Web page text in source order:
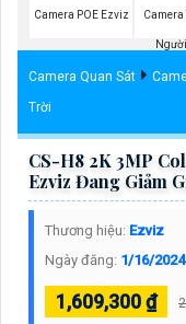
Camera POE Ezviz Camera
Camera Quan Sát
Trời
CS-H8 2K 3MP
Ezviz Đang Giảm
Thương hiệu: Ezviz
Ngày đăng: 1/16/
1,609,300 ₫